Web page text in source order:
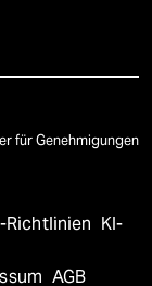
für Genehmigungen
Richtlinien KI-
AGB